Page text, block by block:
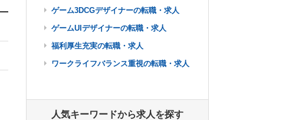
ゲーム3DCGデザイナーの転職・求人
ゲームUIデザイナーの転職・求人
福利厚生充実の転職・求人
ワークライフバランス重視の転職・求人
人気キーワードから求人を探す